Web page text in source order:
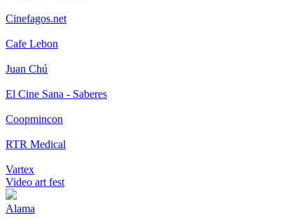
Cinefagos.net
Cafe Lebon
Juan Chú
El Cine Sana - Saberes
Coopmincon
RTR Medical
Vartex
Video art fest
Alama